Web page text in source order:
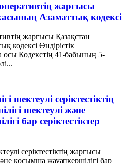
жарғысы
Азаматтық кодексi
жарғысы Қазақстан
кодексi Өндiрiстiк
осы Кодекстiң 41-бабының 5-
шектеулі серіктестіктің
шектеулі және
бар серіктестіктер
серіктестіктің жарғысы
қосымша жауапкершілігі бар